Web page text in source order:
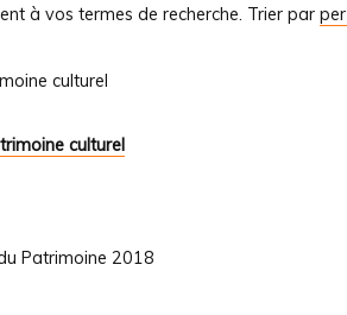
à vos termes de recherche. Trier par
culturel
culturel
Patrimoine 2018